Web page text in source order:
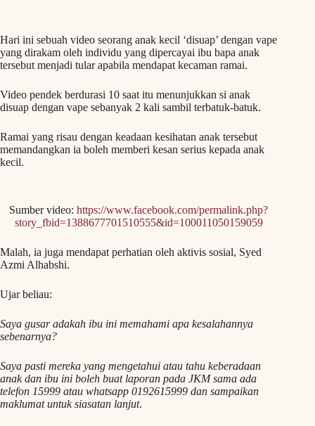
Hari ini sebuah video seorang anak kecil ‘disuap’ dengan vape
yang dirakam oleh individu yang dipercayai ibu bapa anak
tersebut menjadi tular apabila mendapat kecaman ramai.
Video pendek berdurasi 10 saat itu menunjukkan si anak
disuap dengan vape sebanyak 2 kali sambil terbatuk-batuk.
Ramai yang risau dengan keadaan kesihatan anak tersebut
memandangkan ia boleh memberi kesan serius kepada anak
kecil.
Sumber video:https://www.facebook.com/permalink.php?
story_fbid=1388677701510555&id=100011050159059
Malah, ia juga mendapat perhatian oleh aktivis sosial, Syed
Azmi Alhabshi.
Ujar beliau:
Saya gusar adakah ibu ini memahami apa kesalahannya
sebenarnya?
Saya pasti mereka yang mengetahui atau tahu keberadaan
anak dan ibu ini boleh buat laporan pada JKM sama ada
telefon 15999 atau whatsapp 0192615999 dan sampaikan
maklumat untuk siasatan lanjut.